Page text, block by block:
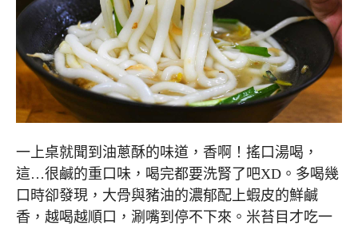
一上桌就聞到油蔥酥的味道，香啊！搖口湯喝，
這…很鹹的重口味，喝完都要洗腎了吧XD。多喝幾
口時卻發現，大骨與豬油的濃郁配上蝦皮的鮮鹹
香，越喝越順口，涮嘴到停不下來。米苔目才吃一